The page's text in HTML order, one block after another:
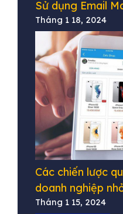
Sử dụng Email
Tháng 1 18, 2024
Các chiến lược
doanh nghiệp
Tháng 1 15, 2024